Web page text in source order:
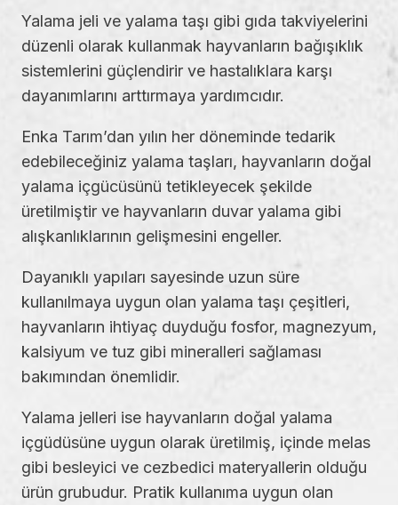
Yalama jeli ve yalama taşı gibi gıda takviyelerini
düzenli olarak kullanmak hayvanların bağışıklık
sistemlerini güçlendirir ve hastalıklara karşı
dayanımlarını arttırmaya yardımcıdır.
Enka Tarım’dan yılın her döneminde tedarik
edebileceğiniz yalama taşları, hayvanların doğal
yalama içgücüsünü tetikleyecek şekilde
üretilmiştir ve hayvanların duvar yalama gibi
alışkanlıklarının gelişmesini engeller.
Dayanıklı yapıları sayesinde uzun süre
kullanılmaya uygun olan yalama taşı çeşitleri,
hayvanların ihtiyaç duyduğu fosfor, magnezyum,
kalsiyum ve tuz gibi mineralleri sağlaması
bakımından önemlidir.
Yalama jelleri ise hayvanların doğal yalama
içgüdüsüne uygun olarak üretilmiş, içinde melas
gibi besleyici ve cezbedici materyallerin olduğu
ürün grubudur. Pratik kullanıma uygun olan